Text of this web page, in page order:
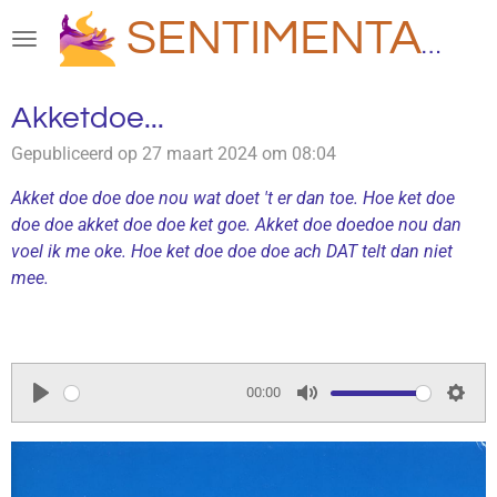
direct
de
hoofdinhoud
SENTIMENTAAL
Akketdoe...
Gepubliceerd op 27 maart 2024 om 08:04
Akket doe doe doe nou wat doet 't er dan toe. Hoe ket doe
doe doe akket doe doe ket goe.Akket doe doedoe nou dan
voel ik me oke. Hoe ket doe doe doe ach DAT telt dan niet
mee.
P
l
00:00
M
u
S
e